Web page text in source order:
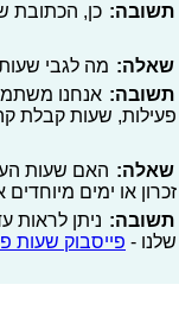
תשובה: כן, הכתובת
שאלה: מה לגבי
תשובה: אנחנו
פעילות, שעות קבלת
שאלה: האם שעות
זכרון או ימים
תשובה: ניתן לראות
שלנו - פייסבוק שעות